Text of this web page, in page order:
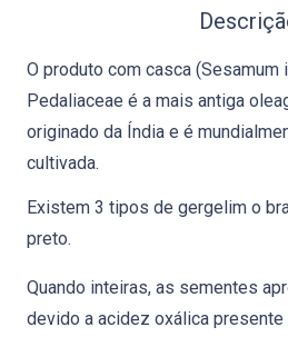
O produto com casca (Sesamum
Pedaliaceae é a mais antiga
originado da Índia e é
cultivada.
Existem 3 tipos de gergelim o
preto.
Quando inteiras, as sementes
devido a acidez oxálica presente